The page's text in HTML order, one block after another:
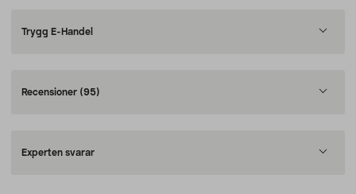
Trygg E-Handel
Recensioner (95)
Experten svarar